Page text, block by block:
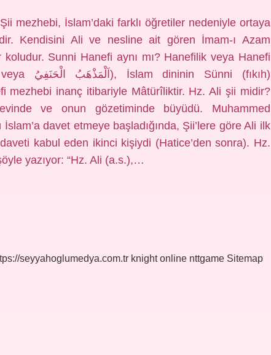
mezhebi, İslam’daki farklı öğretiler nedeniyle ortaya
Kendisini Ali ve nesline ait gören İmam-ı Azam
Sunni Hanefi aynı mı? Hanefilik veya Hanefi
mezhebi inanç itibariyle Mâtürîliktir. Hz. Ali şii midir?
ve onun gözetiminde büyüdü. Muhammed
davet etmeye başladığında, Şii’lere göre Ali ilk
kabul eden ikinci kişiydi (Hatice’den sonra). Hz.
yazıyor: “Hz. Ali (a.s.),…
seyyahoglumedya.com.tr knight online nttgame Sitemap